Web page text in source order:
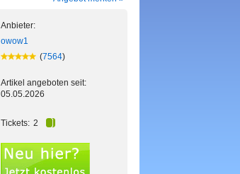
Anbieter:
owow1
(7564)
Artikel angeboten seit:
05.05.2026
Tickets: 2